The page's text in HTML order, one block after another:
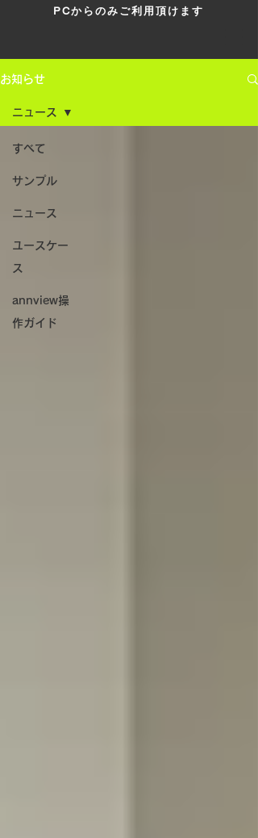
PCからのみご利用頂けます
お知らせ
すべて
サンプル
ニュース
ユースケー
ス
annview操
作ガイド
ニュース